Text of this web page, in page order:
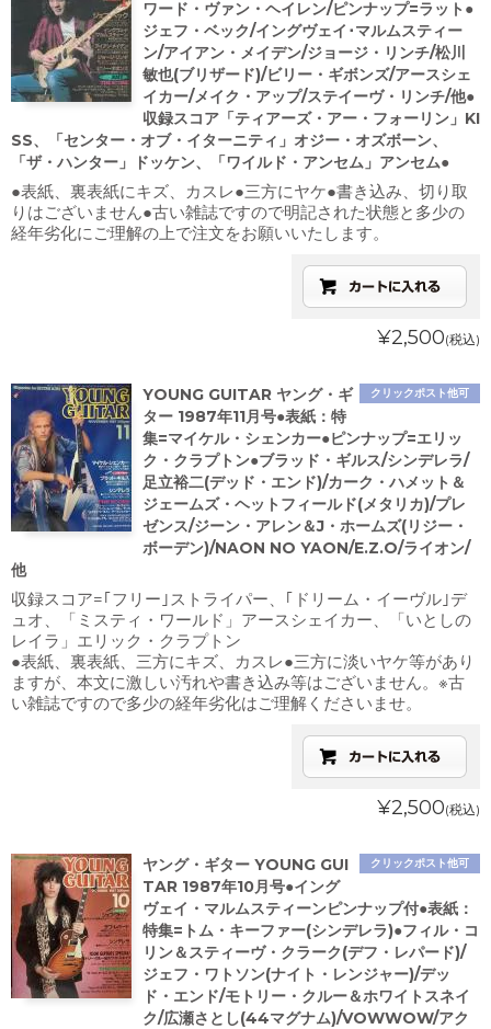
ワード・ヴァン・ヘイレン/ピンナップ=ラット●
ジェフ・ベック/イングヴェイ･マルムスティー
ン/アイアン・メイデン/ジョージ・リンチ/松川
敏也(ブリザード)/ビリー・ギボンズ/アースシェ
イカー/メイク・アップ/ステイーヴ・リンチ/他●
収録スコア「ティアーズ・アー・フォーリン」KI
SS、「センター・オブ・イターニティ」オジー・オズボーン、
「ザ・ハンター」ドッケン、「ワイルド・アンセム」アンセム●
●表紙、裏表紙にキズ、カスレ●三方にヤケ●書き込み、切り取
りはございません●古い雑誌ですので明記された状態と多少の
経年劣化にご理解の上で注文をお願いいたします。
¥2,500(税込)
クリックポスト他可
YOUNG GUITAR ヤング・ギ
ター 1987年11月号●表紙：特
集=マイケル・シェンカー●ピンナップ=エリッ
ク・クラプトン●ブラッド・ギルス/シンデレラ/
足立裕二(デッド・エンド)/カーク・ハメット＆
ジェームズ・ヘットフィールド(メタリカ)/プレ
ゼンス/ジーン・アレン＆J・ホームズ(リジー・
ボーデン)/NAON NO YAON/E.Z.O/ライオン/
他
収録スコア=｢フリー｣ストライパー、｢ドリーム・イーヴル｣デ
ュオ、「ミスティ・ワールド」アースシェイカー、「いとしの
レイラ」エリック・クラプトン
●表紙、裏表紙、三方にキズ、カスレ●三方に淡いヤケ等があり
ますが、本文に激しい汚れや書き込み等はございません。※古
い雑誌ですので多少の経年劣化はご理解くださいませ。
¥2,500(税込)
クリックポスト他可
ヤング・ギター YOUNG GUI
TAR 1987年10月号●イング
ヴェイ・マルムスティーンピンナップ付●表紙：
特集=トム・キーファー(シンデレラ)●フィル・コ
リン＆スティーヴ・クラーク(デフ・レパード)/
ジェフ・ワトソン(ナイト・レンジャー)/デッ
ド・エンド/モトリー・クルー＆ホワイトスネイ
ク/広瀬さとし(44マグナム)/VOWWOW/アク